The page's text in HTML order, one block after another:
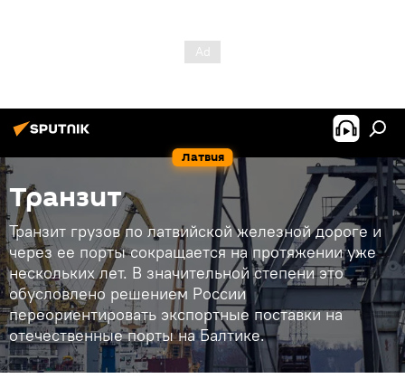
Латвия
Транзит
Транзит грузов по латвийской железной дороге и
через ее порты сокращается на протяжении уже
нескольких лет. В значительной степени это
обусловлено решением России
переориентировать экспортные поставки на
отечественные порты на Балтике.